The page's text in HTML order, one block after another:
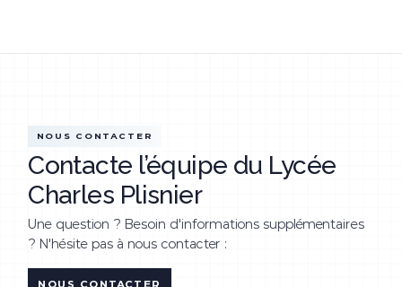
NOUS CONTACTER
Contacte l’équipe du Lycée
Charles Plisnier
Une question ? Besoin d'informations supplémentaires
? N'hésite pas à nous contacter :
NOUS CONTACTER